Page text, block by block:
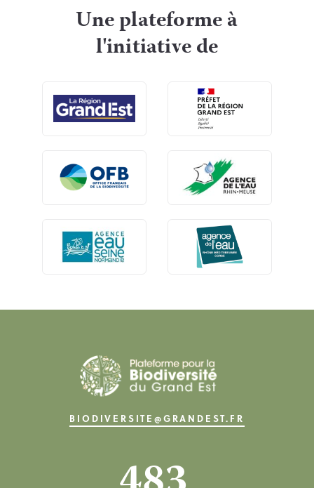
Une plateforme à
l'initiative de
BIODIVERSITE@GRANDEST.FR